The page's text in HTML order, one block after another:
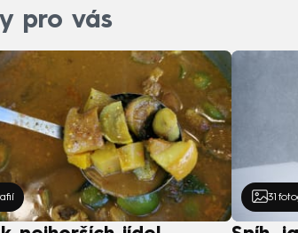
pro vás
31